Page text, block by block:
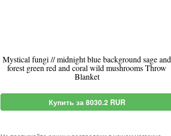
Mystical fungi // midnight blue background sage and
forest green red and coral wild mushrooms Throw
Blanket
Купить за 8030.2 RUR